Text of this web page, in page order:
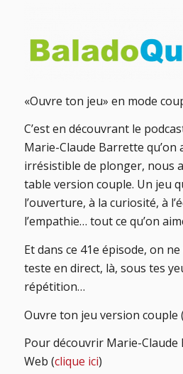
«Ouvre ton jeu» en mode
C’est en découvrant le
Marie-Claude Barrette qu’on
irrésistible de plonger, nous
table version couple. Un jeu
l’ouverture, à la curiosité, à
l’empathie… tout ce qu’on
Et dans ce 41e épisode, on
teste en direct, là, sous tes
répétition…
Ouvre ton jeu version couple (
Pour découvrir Marie-
Web (clique ici)